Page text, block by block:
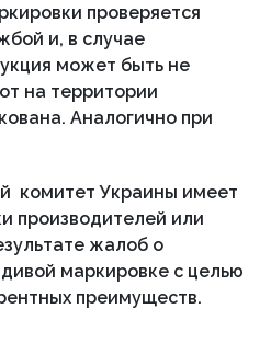
проверяется
и, в случае
может быть не
на территории
Аналогично при
комитет Украины имеет
производителей или
жалоб о
маркировке с целью
преимуществ.